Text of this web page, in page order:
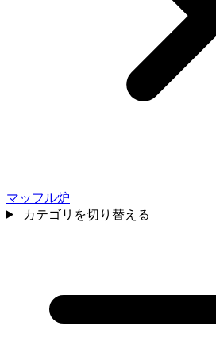
マッフル炉
カテゴリを切り替える